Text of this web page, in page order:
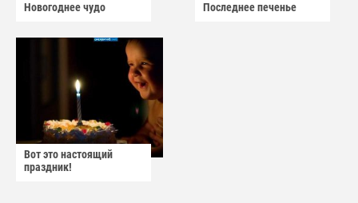
Новогоднее чудо Последнее печенье
Вот это настоящий
праздник!